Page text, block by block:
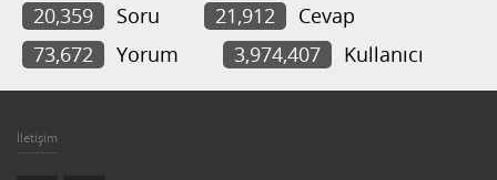
20,359 Soru 21,912
Cevap
73,672
Yorum 3,974,407 Kullanıcı
İletişim